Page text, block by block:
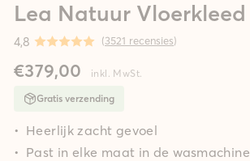
Lea Natuur Vloerkleed
4,8 (3521 recensies)
€379,00 inkl. MwSt.
Gratis verzending
Heerlijk zacht gevoel
Past in elke maat in de wasmachine